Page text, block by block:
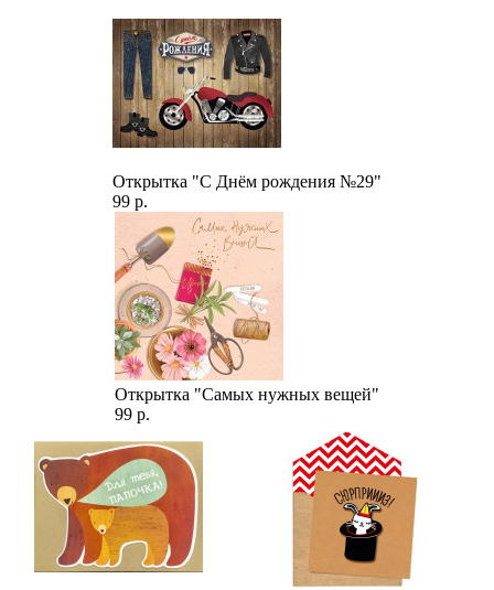
Открытка "С Днём рождения №29"
99 р.
Открытка "Самых нужных вещей"
99 р.